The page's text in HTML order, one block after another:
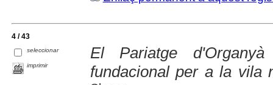
4 / 43
seleccionar
imprimir
El Pariatge
fundacional per a la vila